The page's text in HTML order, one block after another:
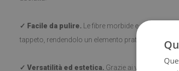
✓ Facile da pulire. Le fibre morbide e corte
tappeto, rendendolo un elemento pratico in ogni
✓ Versatilità ed estetica. Grazie ai vari motivi, il